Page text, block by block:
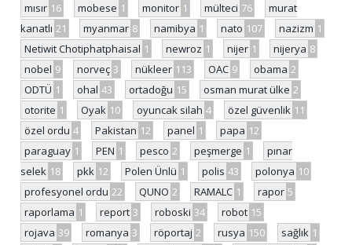
mısır 16 mobese 1 monitor 1 mülteci 76
murat
kanatlı 21 myanmar 8 namibya 1 nato 107 nazizm 1
Netiwit Chotiphatphaisal 1 newroz 1 nijer 1 nijerya 8
nobel 9 norveç 3 nükleer 113 OAC 9 obama 2
ODTÜ 1 ohal 43 ortadoğu 15 osman murat ülke 2
otorite 1 Oyak 10 oyuncak silah 4 özel güvenlik 11
özel ordu 4 Pakistan 12 panel 1 papa 12
paraguay 1 PEN 1 pesco 2 peşmerge 1
pınar
selek 18 pkk 12 Polen Ünlü 1 polis 43 polonya 10
profesyonel ordu 22 QUNO 2 RAMALC 1 rapor 5
raporlama 1 report 3 roboski 34 robot 15
rojava 39 romanya 3 röportaj 2 rusya 150 sağlık 1